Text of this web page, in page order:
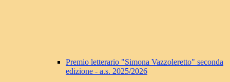
Premio letterario "Simona Vazzoleretto" seconda
edizione - a.s. 2025/2026